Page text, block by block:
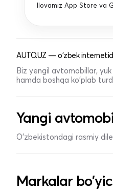
Ilovamiz App Store va
AUTO.UZ — o'zbek
Biz yengil avtomobillar,
hamda boshqa ko'plab
Yangi
O'zbekistondagi rasmiy
Markalar